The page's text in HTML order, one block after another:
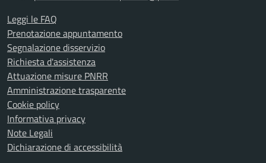
Leggi le FAQ
Prenotazione appuntamento
Segnalazione disservizio
Richiesta d'assistenza
Attuazione misure PNRR
Amministrazione trasparente
Cookie policy
Informativa privacy
Note Legali
Dichiarazione di accessibilità